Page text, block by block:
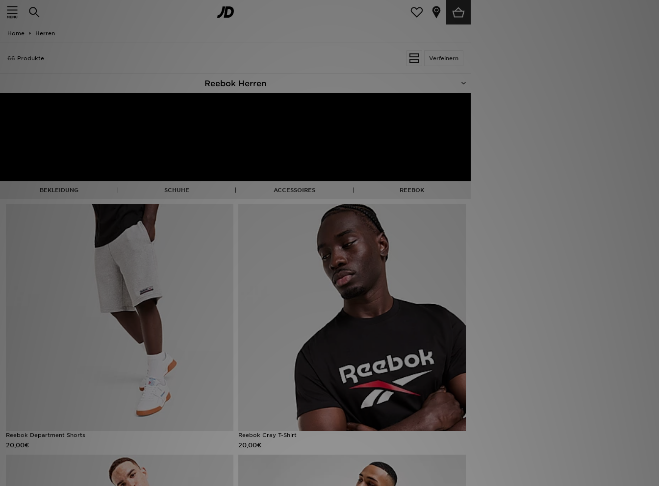
Home Herren
Verfeinern
66 Produkte
Reebok Herren
BEKLEIDUNG SCHUHE ACCESSOIRES REEBOK
Reebok Department Shorts
20,00€
Reebok Cray T-Shirt
20,00€
ANGEBOTE
Herren